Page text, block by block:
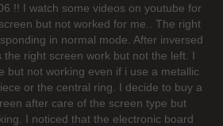
!! I watch some videos on youtube for
but not worked for me.. The right
in normal mode. After inversed
the right screen work but not the left. I
but not working even if i use a metallic
or the central ring. I decide to buy a
after care of the screen type but
I noticed that the electronic board